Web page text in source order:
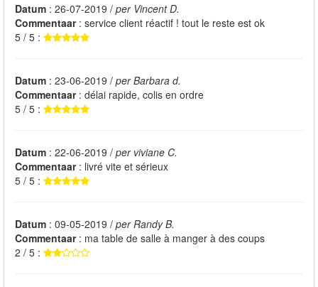
Datum : 26-07-2019 / per Vincent D.
Commentaar: service client réactif ! tout le reste est ok
5 / 5 :
Datum : 23-06-2019 / per Barbara d.
Commentaar: délai rapide, colis en ordre
5 / 5 :
Datum : 22-06-2019 / per viviane C.
Commentaar: livré vite et sérieux
5 / 5 :
Datum : 09-05-2019 / per Randy B.
Commentaar: ma table de salle à manger à des coups
2 / 5 :